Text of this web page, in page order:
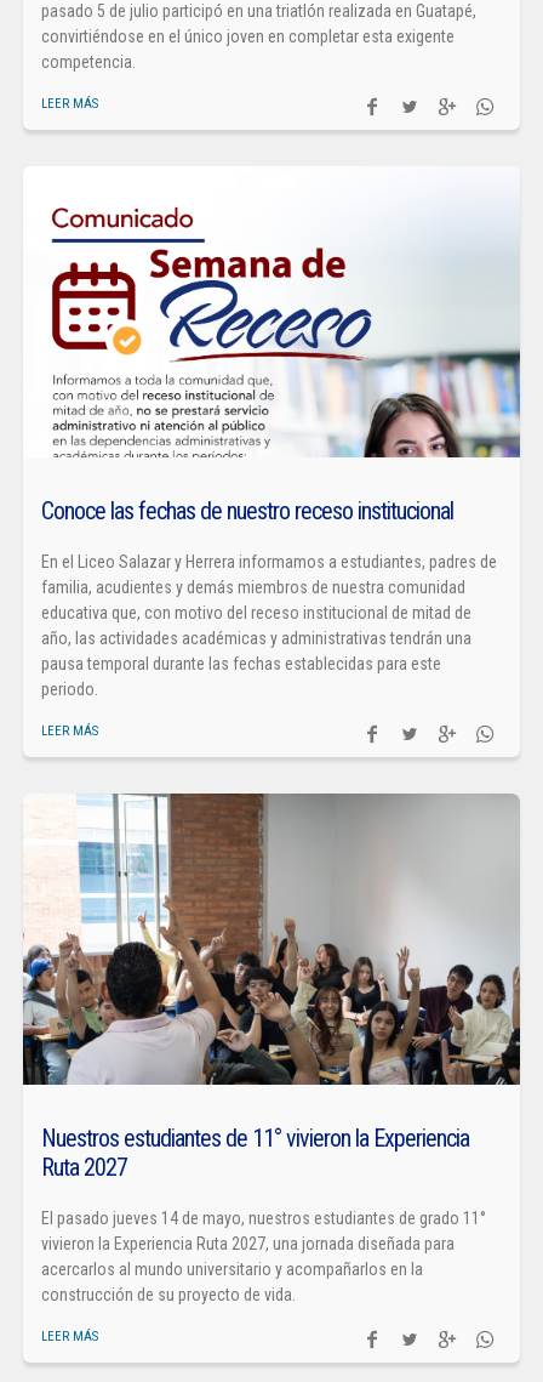
pasado 5 de julio participó en una triatlón realizada en Guatapé,
convirtiéndose en el único joven en completar esta exigente
competencia.
LEER MÁS
Conoce las fechas de nuestro receso institucional
En el Liceo Salazar y Herrera informamos a estudiantes, padres de
familia, acudientes y demás miembros de nuestra comunidad
educativa que, con motivo del receso institucional de mitad de
año, las actividades académicas y administrativas tendrán una
pausa temporal durante las fechas establecidas para este
periodo.
LEER MÁS
Nuestros estudiantes de 11° vivieron la Experiencia
Ruta 2027
El pasado jueves 14 de mayo, nuestros estudiantes de grado 11°
vivieron la Experiencia Ruta 2027, una jornada diseñada para
acercarlos al mundo universitario y acompañarlos en la
construcción de su proyecto de vida.
LEER MÁS